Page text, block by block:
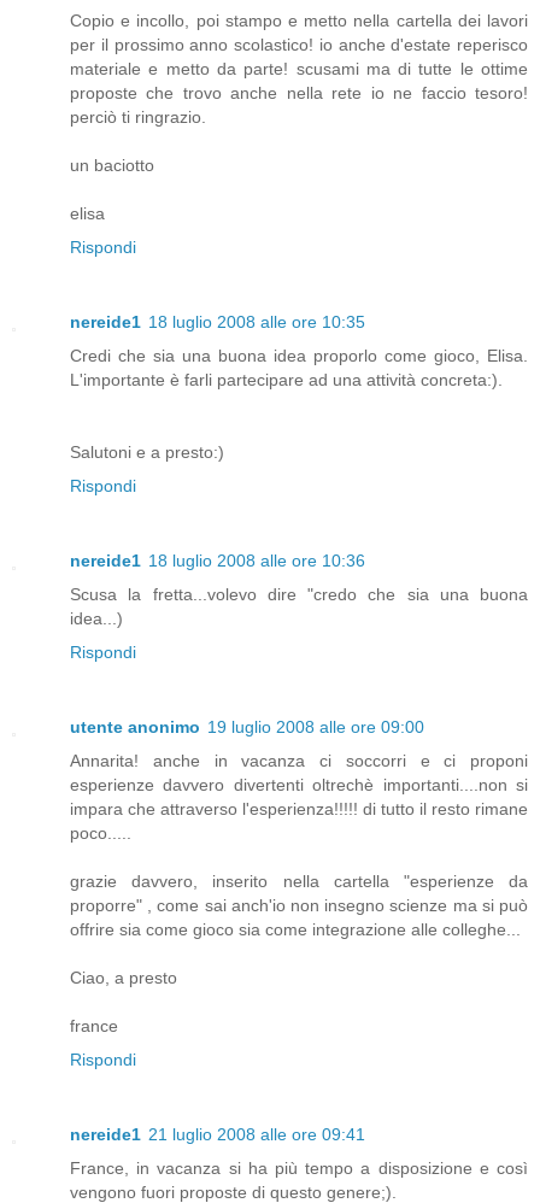
Copio e incollo, poi stampo e metto nella cartella dei lavori
per il prossimo anno scolastico! io anche d'estate reperisco
materiale e metto da parte! scusami ma di tutte le ottime
proposte che trovo anche nella rete io ne faccio tesoro!
perciò ti ringrazio.
un baciotto
elisa
Rispondi
nereide1 18 luglio 2008 alle ore 10:35
Credi che sia una buona idea proporlo come gioco, Elisa.
L'importante è farli partecipare ad una attività concreta:).
Salutoni e a presto:)
Rispondi
nereide1 18 luglio 2008 alle ore 10:36
Scusa la fretta...volevo dire "credo che sia una buona
idea...)
Rispondi
utente anonimo 19 luglio 2008 alle ore 09:00
Annarita! anche in vacanza ci soccorri e ci proponi
esperienze davvero divertenti oltrechè importanti....non si
impara che attraverso l'esperienza!!!!! di tutto il resto rimane
poco.....
grazie davvero, inserito nella cartella "esperienze da
proporre" , come sai anch'io non insegno scienze ma si può
offrire sia come gioco sia come integrazione alle colleghe...
Ciao, a presto
france
Rispondi
nereide1 21 luglio 2008 alle ore 09:41
France, in vacanza si ha più tempo a disposizione e così
vengono fuori proposte di questo genere;).